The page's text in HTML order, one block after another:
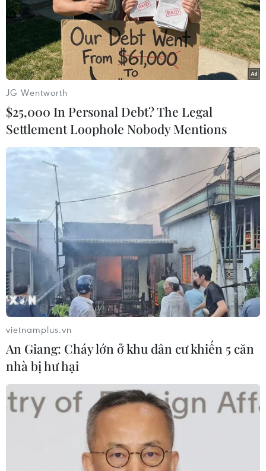
#COVID-19
#Đại hội Đại biểu toàn quốc lần thứ XIII
#Đổi mới
#Việt Nam-Lào Lào
Theo dõi VietnamPlus
TIN LIÊN QUAN
JG Wentworth
$25,000 In Personal Debt? The Legal
Settlement Loophole Nobody Mentions
vietnamplus.vn
An Giang: Cháy lớn ở khu dân cư khiến 5 căn
nhà bị hư hại